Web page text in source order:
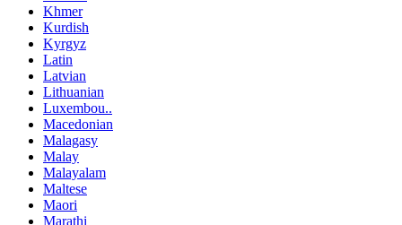
Khmer
Kurdish
Kyrgyz
Latin
Latvian
Lithuanian
Luxembou..
Macedonian
Malagasy
Malay
Malayalam
Maltese
Maori
Marathi